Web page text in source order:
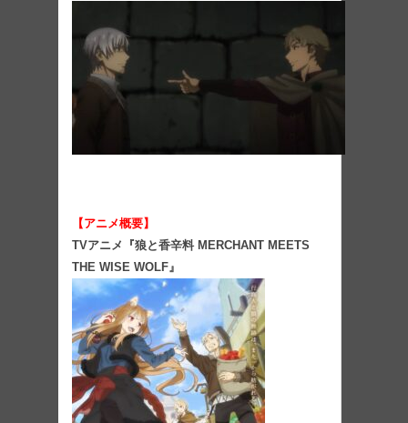
【アニメ概要】
TVアニメ『狼と香辛料 MERCHANT MEETS
THE WISE WOLF』